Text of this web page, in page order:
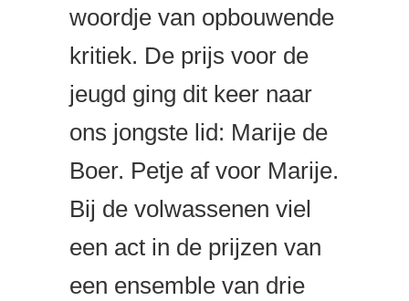
woordje van opbouwende
kritiek. De prijs voor de
jeugd ging dit keer naar
ons jongste lid: Marije de
Boer. Petje af voor Marije.
Bij de volwassenen viel
een act in de prijzen van
een ensemble van drie